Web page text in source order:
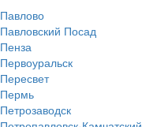
Павлово
Павловский Посад
Пенза
Первоуральск
Пересвет
Пермь
Петрозаводск